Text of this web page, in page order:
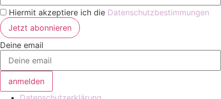
Hiermit akzeptiere ich die Datenschutzbestimmungen
Deine email
anmelden